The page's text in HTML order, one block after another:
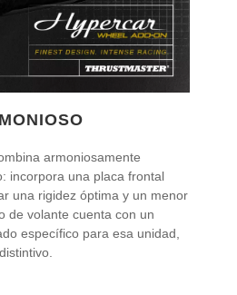
armoniosamente
incorpora una placa frontal
una rigidez óptima y un menor
de volante cuenta con un
específico para esa unidad,